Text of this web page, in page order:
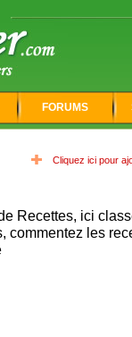
FORUMS
Cliquez ici pour
Recettes, ici
commentez les